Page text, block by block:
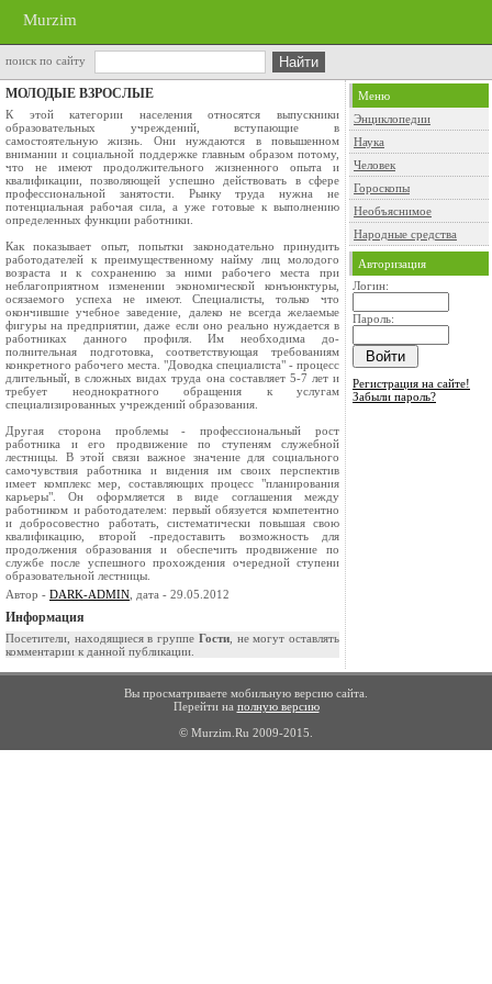
Murzim
поиск по сайту
МОЛОДЫЕ ВЗРОСЛЫЕ
К этой категории населения относятся вы­пускники
образовательных учреждений, вступающие в
самостоятельную жизнь. Они нуждаются в повышенном
внимании и социальной поддержке главным образом потому,
что не имеют продолжительного жизненного опыта и
квалификации, позволяющей успешно действовать в сфере
профессиональной за­нятости. Рынку труда нужна не
потенциальная рабочая сила, а уже готовые к выполнению
определенных функции работники.
Как показывает опыт, попытки законодательно принудить
работодателей к преимущественному найму лиц молодого
возраста и к сохранению за ними рабочего места при
неблагоприятном изменении экономической конъюнктуры,
осязаемого успеха не имеют. Специалисты, только что
окончившие учебное заведение, далеко не всегда желаемые
фигуры на предприятии, даже если оно реально нуждается в
работниках данного профиля. Им необходима до­
полнительная подготовка, соответствующая требованиям
конкретного рабочего места. "Доводка специалиста" - процесс
длительный, в сложных видах труда она составляет 5-7 лет и
требует не­однократного обращения к услугам
специализированных учреждений образования.
Другая сторона проблемы - профессиональный рост
работника и его продвижение по ступеням служебной
лестницы. В этой связи важное значение для социального
самочувствия работника и видения им своих перспектив
имеет комплекс мер, составляющих процесс "планирования
карьеры". Он оформляется в виде соглашения между
работником и работодателем: первый обязуется компетентно
и добросовестно работать, систематически повышая свою
квалификацию, второй -предоставить возможность для
продолжения образования и обеспечить продвижение по
службе после успешного прохождения очередной ступе­ни
образовательной лестницы.
Автор - DARK-ADMIN , дата - 29.05.2012
Информация
Посетители, находящиеся в группе Гости, не могут оставлять
комментарии к данной публикации.
Меню
Энциклопедии
Наука
Человек
Гороскопы
Необъяснимое
Народные средства
Авторизация
Логин:
Пароль:
Регистрация на сайте!
Забыли пароль?
Вы просматриваете мобильную версию сайта.
Перейти на полную версию
© Murzim.Ru 2009-2015.